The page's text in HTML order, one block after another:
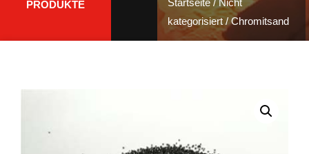
PRODUKTE Startseite / Nicht
kategorisiert/ Chromitsand